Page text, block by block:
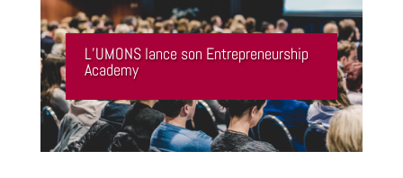
L’UMONS lance son Entrepreneurship
Academy